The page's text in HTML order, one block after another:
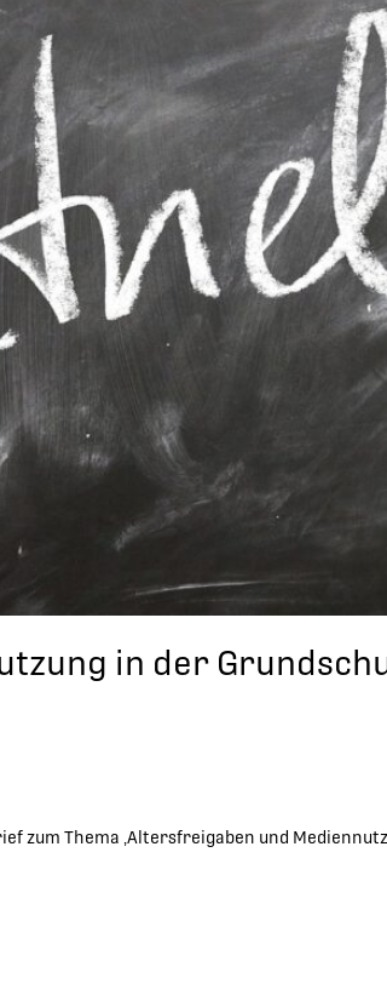
in der
Thema ‚Altersfreigaben und